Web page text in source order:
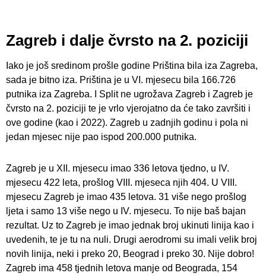
Zagreb i dalje čvrsto na 2. poziciji
Iako je još sredinom prošle godine Priština bila iza Zagreba,
sada je bitno iza. Priština je u VI. mjesecu bila 166.726
putnika iza Zagreba. I Split ne ugrožava Zagreb i Zagreb je
čvrsto na 2. poziciji te je vrlo vjerojatno da će tako završiti i
ove godine (kao i 2022). Zagreb u zadnjih godinu i pola ni
jedan mjesec nije pao ispod 200.000 putnika.
Zagreb je u XII. mjesecu imao 336 letova tjedno, u IV.
mjesecu 422 leta, prošlog VIII. mjeseca njih 404. U VIII.
mjesecu Zagreb je imao 435 letova. 31 više nego prošlog
ljeta i samo 13 više nego u IV. mjesecu. To nije baš bajan
rezultat. Uz to Zagreb je imao jednak broj ukinuti linija kao i
uvedenih, te je tu na nuli. Drugi aerodromi su imali velik broj
novih linija, neki i preko 20, Beograd i preko 30. Nije dobro!
Zagreb ima 458 tjednih letova manje od Beograda, 154